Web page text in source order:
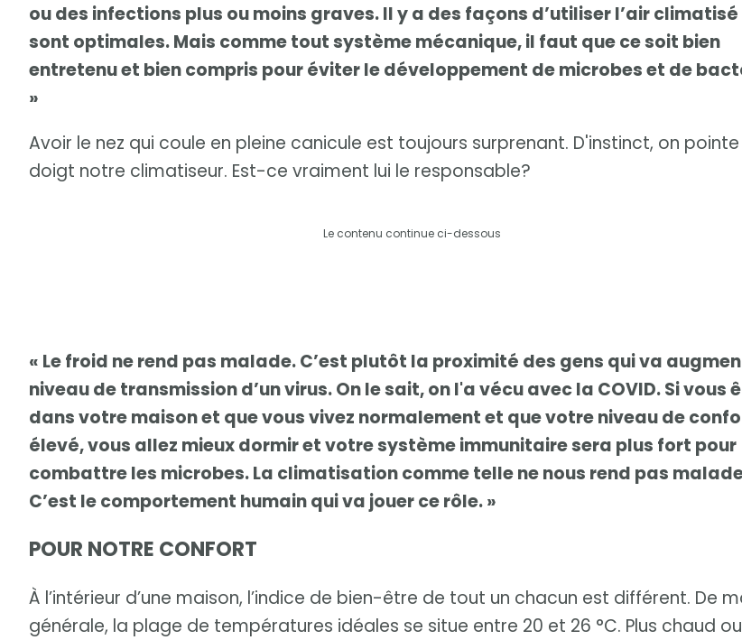
ou des infections plus ou moins graves. Il y a des façons d’utiliser l’air
sont optimales. Mais comme tout système mécanique, il faut que ce soit bien
entretenu et bien compris pour éviter le développement de microbes et de
»
Avoir le nez qui coule en pleine canicule est toujours surprenant. D'instinct, on
doigt notre climatiseur. Est-ce vraiment lui le responsable?
Le contenu continue ci-dessous
« Le froid ne rend pas malade. C’est plutôt la proximité des gens qui va
niveau de transmission d’un virus. On le sait, on l'a vécu avec la COVID. Si vous
dans votre maison et que vous vivez normalement et que votre niveau de
élevé, vous allez mieux dormir et votre système immunitaire sera plus fort pour
combattre les microbes. La climatisation comme telle ne nous rend pas
C’est le comportement humain qui va jouer ce rôle. »
POUR NOTRE CONFORT
À l’intérieur d’une maison, l’indice de bien-être de tout un chacun est différent. De
générale, la plage de températures idéales se situe entre 20 et 26 °C. Plus chaud